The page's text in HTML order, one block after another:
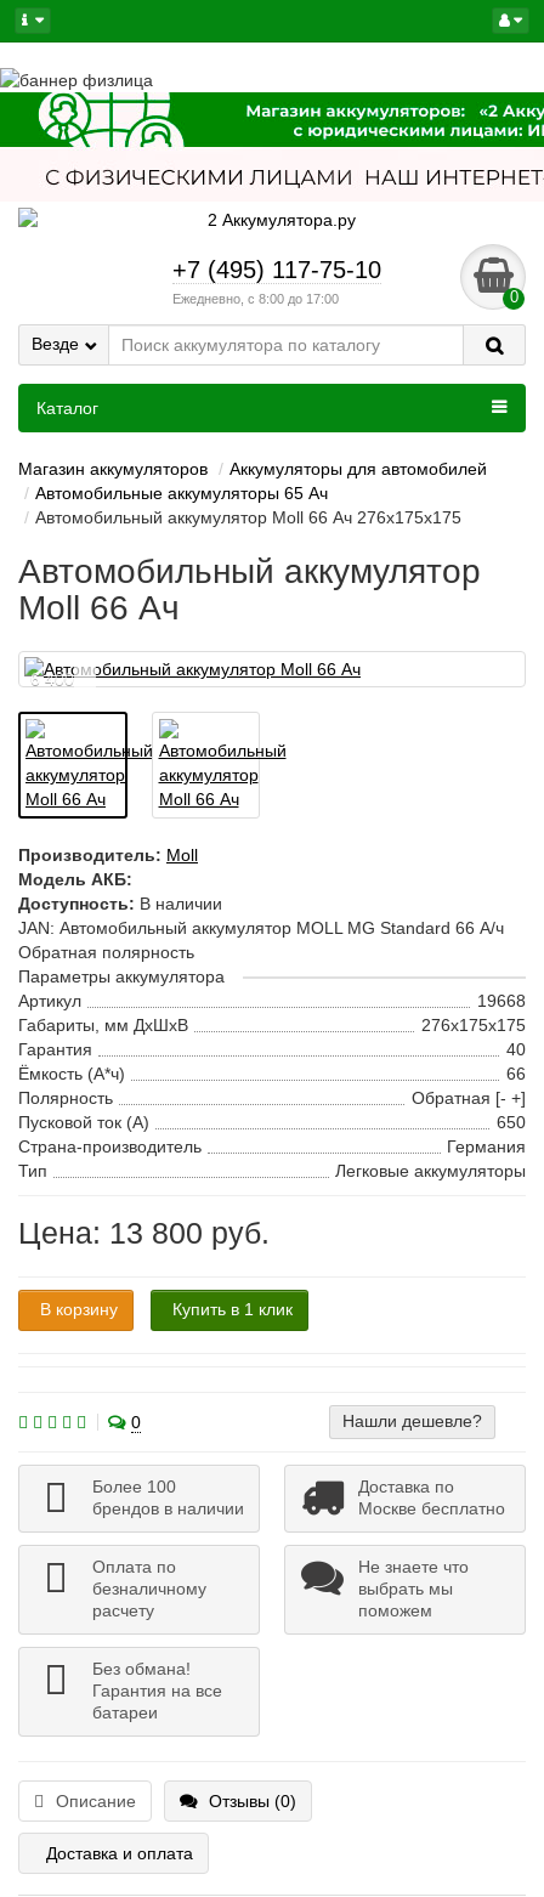
+7 (495) 117-75-10
Ежедневно, с 8:00 до 17:00 0
Везде
Каталог
Магазин аккумуляторов
Аккумуляторы для автомобилей
Автомобильные аккумуляторы 65 Ач
Автомобильный аккумулятор Moll 66 Ач 276x175x175
Автомобильный аккумулятор
Moll 66 Ач
6 400
Производитель: Moll
Модель АКБ:
Доступность: В наличии
JAN: Автомобильный аккумулятор MOLL MG Standard 66 А/ч
Обратная полярность
Параметры аккумулятора
Артикул
19668
Габариты, мм ДхШхВ
276x175x175
Гарантия
40
Ёмкость (А*ч)
66
Полярность
Обратная [- +]
Пусковой ток (А)
650
Страна-производитель
Германия
Тип
Легковые аккумуляторы
Цена: 13 800 руб.
В корзину Купить в 1 клик
0 Нашли дешевле?
Более 100
брендов в наличии
Доставка по
Москве бесплатно
Оплата по
безналичному
расчету
Не знаете что
выбрать мы
поможем
Без обмана!
Гарантия на все
батареи
Описание Отзывы (0)
Доставка и оплата